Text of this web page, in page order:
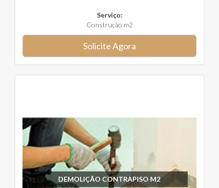
Serviço:
Construção m2
Solicite Agora
DEMOLIÇÃO CONTRAPISO M2